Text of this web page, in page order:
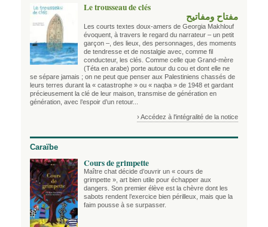
Le trousseau de clés
مفتاح ومفاتيح
Les courts textes doux-amers de Georgia Makhlouf
évoquent, à travers le regard du narrateur – un petit
garçon –, des lieux, des personnages, des moments
de tendresse et de nostalgie avec, comme fil
conducteur, les clés. Comme celle que Grand-mère
(Téta en arabe) porte autour du cou et dont elle ne
se sépare jamais ; on ne peut que penser aux Palestiniens chassés de
leurs terres durant la « catastrophe » ou « naqba » de 1948 et gardant
précieusement la clé de leur maison, transmise de génération en
génération, avec l’espoir d’un retour...
› Accédez à l'intégralité de la notice
Caraïbe
Cours de grimpette
Maître chat décide d’ouvrir un « cours de
grimpette », art bien utile pour échapper aux
dangers. Son premier élève est la chèvre dont les
sabots rendent l’exercice bien périlleux, mais que la
faim pousse à se surpasser.